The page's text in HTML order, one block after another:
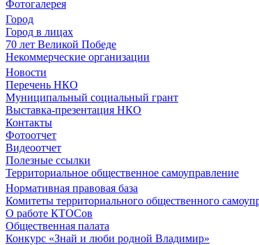
Фотогалерея
Город
Город в лицах
70 лет Великой Победе
Некоммерческие организации
Новости
Перечень НКО
Муниципальный социальный грант
Выставка-презентация НКО
Контакты
Фотоотчет
Видеоотчет
Полезные ссылки
Территориальное общественное самоуправление
Нормативная правовая база
Комитеты территориального общественного
О работе КТОСов
Общественная палата
Конкурс «Знай и люби родной Владимир»